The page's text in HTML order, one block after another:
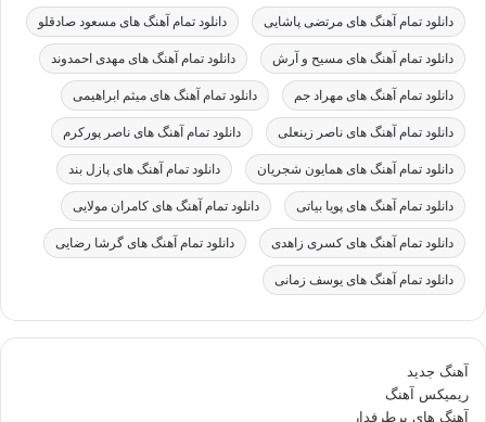
دانلود تمام آهنگ های مرتضی پاشایی دانلود تمام آهنگ های مسعود صادقلو
دانلود تمام آهنگ های مسیح و آرش دانلود تمام آهنگ های مهدی احمدوند
دانلود تمام آهنگ های مهراد جم دانلود تمام آهنگ های میثم ابراهیمی
دانلود تمام آهنگ های ناصر زینعلی دانلود تمام آهنگ های ناصر پورکرم
دانلود تمام آهنگ های همایون شجریان دانلود تمام آهنگ های پازل بند
دانلود تمام آهنگ های پویا بیاتی دانلود تمام آهنگ های کامران مولایی
دانلود تمام آهنگ های کسری زاهدی دانلود تمام آهنگ های گرشا رضایی
دانلود تمام آهنگ های یوسف زمانی
آهنگ جدید
ریمیکس آهنگ
آهنگ های پرطرفدار